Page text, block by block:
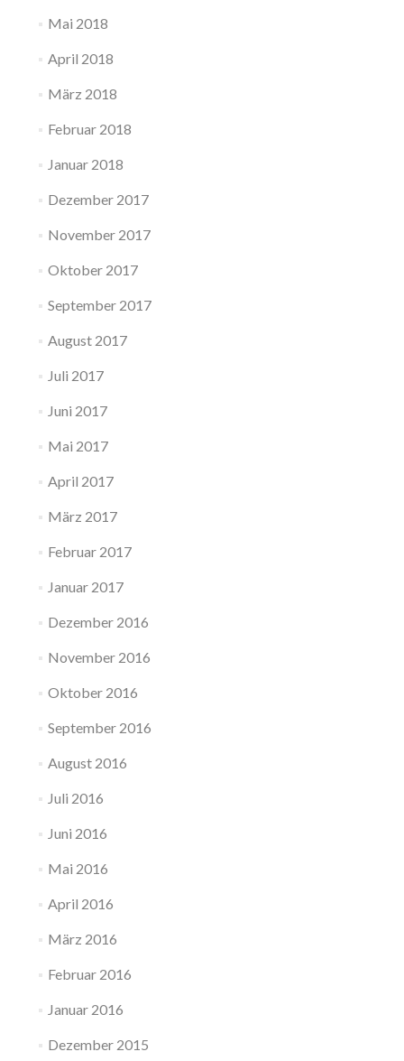
Mai 2018
April 2018
März 2018
Februar 2018
Januar 2018
Dezember 2017
November 2017
Oktober 2017
September 2017
August 2017
Juli 2017
Juni 2017
Mai 2017
April 2017
März 2017
Februar 2017
Januar 2017
Dezember 2016
November 2016
Oktober 2016
September 2016
August 2016
Juli 2016
Juni 2016
Mai 2016
April 2016
März 2016
Februar 2016
Januar 2016
Dezember 2015